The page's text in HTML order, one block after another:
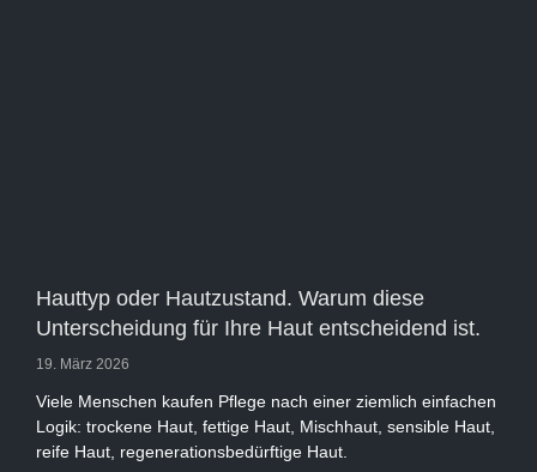
Hauttyp oder Hautzustand. Warum diese
Unterscheidung für Ihre Haut entscheidend ist.
19. März 2026
Viele Menschen kaufen Pflege nach einer ziemlich einfachen
Logik: trockene Haut, fettige Haut, Mischhaut, sensible Haut,
reife Haut, regenerationsbedürftige Haut.